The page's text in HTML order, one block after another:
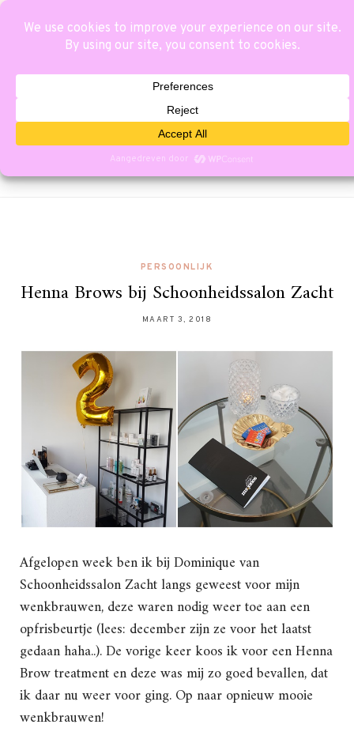
PERSOONLIJK
Henna Brows bij Schoonheidssalon Zacht
MAART 3, 2018
Afgelopen week ben ik bij Dominique van
Schoonheidssalon Zacht langs geweest voor mijn
wenkbrauwen, deze waren nodig weer toe aan een
opfrisbeurtje (lees: december zijn ze voor het laatst
gedaan haha..). De vorige keer koos ik voor een Henna
Brow treatment en deze was mij zo goed bevallen, dat
ik daar nu weer voor ging. Op naar opnieuw mooie
wenkbrauwen!